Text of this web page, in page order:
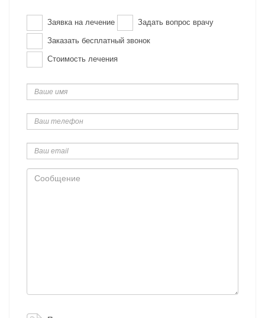
Заявка на лечение Задать вопрос врачу
Заказать бесплатный звонок
Стоимость лечения
имя
телефон
email
Сообщение